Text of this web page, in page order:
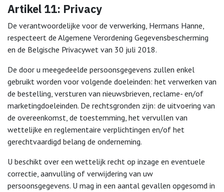
Artikel 11: Privacy
De verantwoordelijke voor de verwerking, Hermans Hanne,
respecteert de Algemene Verordening Gegevensbescherming
en de Belgische Privacywet van 30 juli 2018.
De door u meegedeelde persoonsgegevens zullen enkel
gebruikt worden voor volgende doeleinden: het verwerken van
de bestelling, versturen van nieuwsbrieven, reclame- en/of
marketingdoeleinden. De rechtsgronden zijn: de uitvoering van
de overeenkomst, de toestemming, het vervullen van
wettelijke en reglementaire verplichtingen en/of het
gerechtvaardigd belang de onderneming.
U beschikt over een wettelijk recht op inzage en eventuele
correctie, aanvulling of verwijdering van uw
persoonsgegevens. U mag in een aantal gevallen opgesomd in